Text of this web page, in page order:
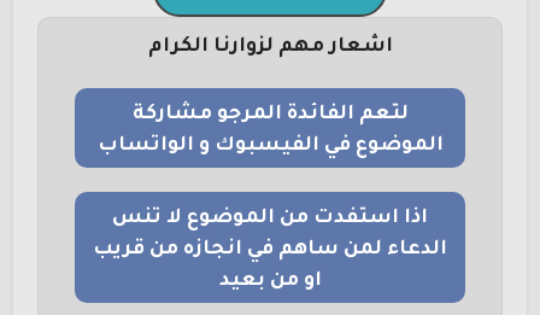
اشعار مهم لزوارنا الكرام
لتعم الفائدة المرجو مشاركة
الموضوع في الفيسبوك و الواتساب
اذا استفدت من الموضوع لا تنس
الدعاء لمن ساهم في انجازه من قريب
او من بعيد